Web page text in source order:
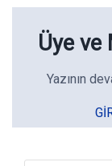
Üye ve
Yazının